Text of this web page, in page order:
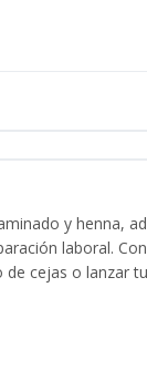
y henna,
laboral.
de cejas o lanzar